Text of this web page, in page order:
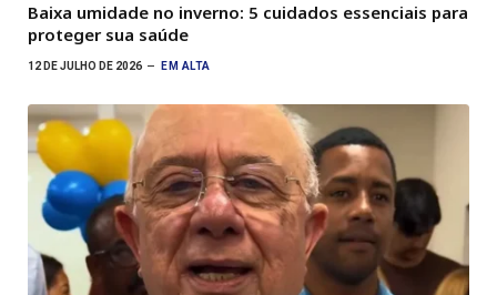
Baixa umidade no inverno: 5 cuidados essenciais para
proteger sua saúde
12 DE JULHO DE 2026 EM ALTA